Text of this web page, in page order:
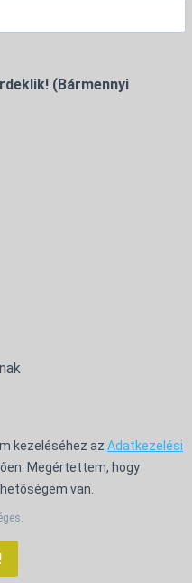
(Bármennyi
kezeléséhez az Adatkezelési
Megértettem, hogy
van.